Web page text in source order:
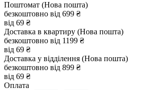
Поштомат (Нова пошта)
безкоштовно від 699 ₴
від 69 ₴
Доставка в квартиру (Нова пошта)
безкоштовно від 1199 ₴
від 69 ₴
Доставка у відділення (Нова пошта)
безкоштовно від 899 ₴
від 69 ₴
Оплата